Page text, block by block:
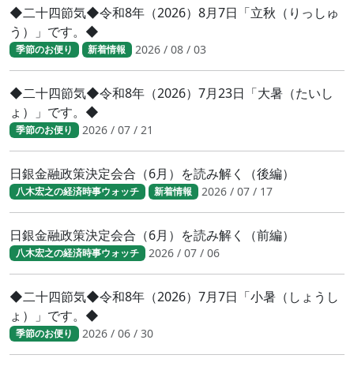
◆二十四節気◆令和8年（2026）8月7日「立秋（りっしゅ
う）」です。◆
季節のお便り 新着情報 2026 / 08 / 03
◆二十四節気◆令和8年（2026）7月23日「大暑（たいし
ょ）」です。◆
季節のお便り 2026 / 07 / 21
日銀金融政策決定会合（6月）を読み解く（後編）
八木宏之の経済時事ウォッチ 新着情報 2026 / 07 / 17
日銀金融政策決定会合（6月）を読み解く（前編）
八木宏之の経済時事ウォッチ 2026 / 07 / 06
◆二十四節気◆令和8年（2026）7月7日「小暑（しょうし
ょ）」です。◆
季節のお便り 2026 / 06 / 30